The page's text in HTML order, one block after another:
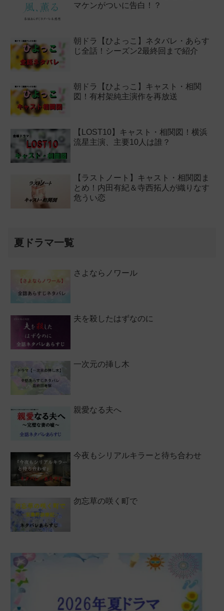
マケンがついに告白！？
朝ドラ【ひよっこ】ネタバレ・あらす
じ全話！シーズン2最終回まで紹介
朝ドラ【ひよっこ】キャスト・相関
図！有村架純主演作を再放送
【LOST10】キャスト・相関図！横浜
流星主演、主要10人は誰？
【ラストノート】キャスト・相関図ま
とめ！内田有紀＆寺西拓人が織りなす
危うい恋
夏ドラマ一覧
さよならノワール
夫を殺したはずなのに
一次元の挿し木
親愛なる夫へ
今夜もシリアルキラーと待ち合わせ
勿忘草の咲く町で